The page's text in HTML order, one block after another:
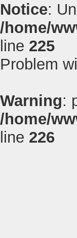
Notice:
/home/
line 225
Problem
Warning:
/home/
line 226